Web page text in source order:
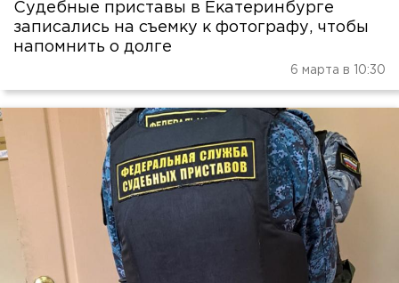
Судебные приставы в Екатеринбурге
записались на съемку к фотографу, чтобы
напомнить о долге
6 марта в 10:30